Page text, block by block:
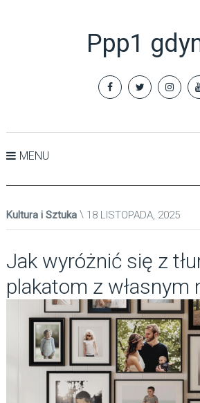
Ppp1
MENU
Kultura i Sztuka 18 LISTOPADA, 2025
Jak wyróżnić się z
plakatom z własnym